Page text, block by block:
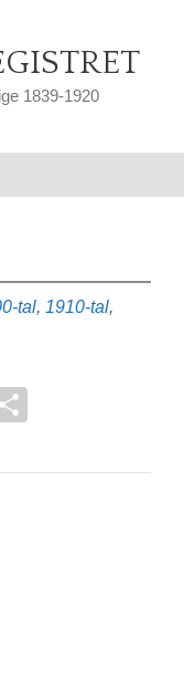
1839-1920
tal, 1910-tal,
C
a